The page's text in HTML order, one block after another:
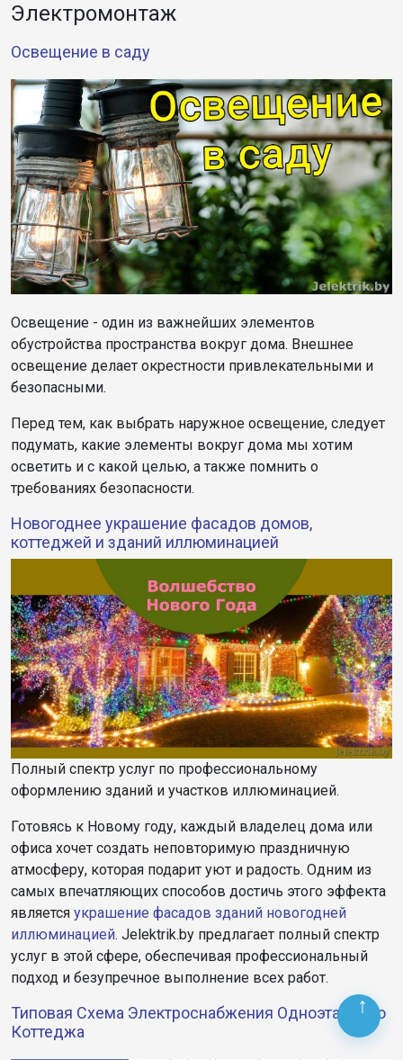
Электромонтаж
Освещение в саду
Освещение - один из важнейших элементов
обустройства пространства вокруг дома. Внешнее
освещение делает окрестности привлекательными и
безопасными.
Перед тем, как выбрать наружное освещение, следует
подумать, какие элементы вокруг дома мы хотим
осветить и с какой целью, а также помнить о
требованиях безопасности.
Новогоднее украшение фасадов домов,
коттеджей и зданий иллюминацией
Полный спектр услуг по профессиональному
оформлению зданий и участков иллюминацией.
Готовясь к Новому году, каждый владелец дома или
офиса хочет создать неповторимую праздничную
атмосферу, которая подарит уют и радость. Одним из
самых впечатляющих способов достичь этого эффекта
является украшение фасадов зданий новогодней
иллюминацией. Jelektrik.by предлагает полный спектр
услуг в этой сфере, обеспечивая профессиональный
подход и безупречное выполнение всех работ.
Типовая Схема Электроснабжения Одноэтажного
Коттеджа